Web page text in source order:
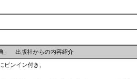
」 出版社からの内容紹介
ピンイン付き。